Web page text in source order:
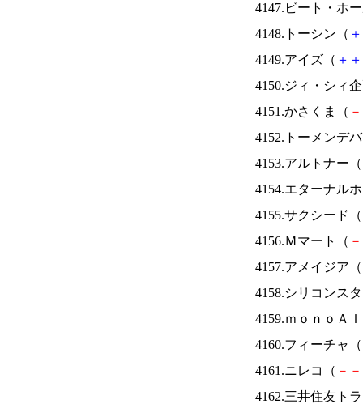
4147.ビート・ホ
4148.トーシン（ ＋
4149.アイズ（ ＋ ＋
4150.ジィ・シィ
4151.かさくま（ －
4152.トーメンデ
4153.アルトナー（
4154.エターナル
4155.サクシード（
4156.Ｍマート（ －
4157.アメイジア（
4158.シリコンス
4159.ｍｏｎｏＡ
4160.フィーチャ（
4161.ニレコ（ － －
4162.三井住友ト